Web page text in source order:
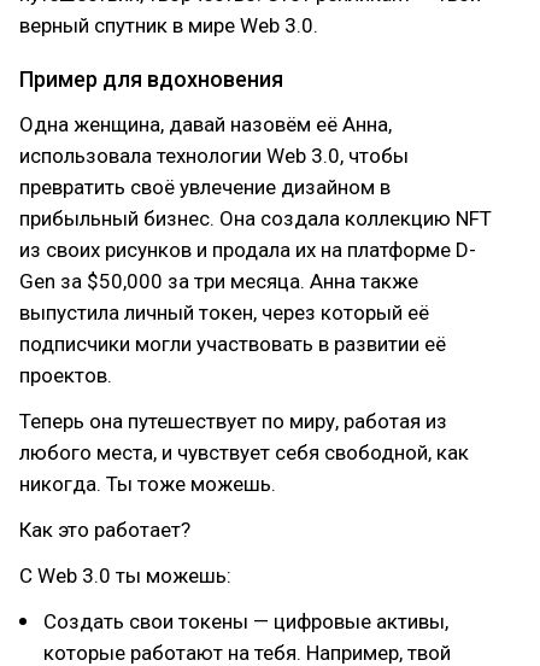
верный спутник в мире Web 3.0.
Пример для вдохновения
Одна женщина, давай назовём её Анна,
использовала технологии Web 3.0, чтобы
превратить своё увлечение дизайном в
прибыльный бизнес. Она создала коллекцию NFT
из своих рисунков и продала их на платформе D-
Gen за $50,000 за три месяца. Анна также
выпустила личный токен, через который её
подписчики могли участвовать в развитии её
проектов.
Теперь она путешествует по миру, работая из
любого места, и чувствует себя свободной, как
никогда. Ты тоже можешь.
Как это работает?
С Web 3.0 ты можешь:
Создать свои токены — цифровые активы,
которые работают на тебя. Например, твой